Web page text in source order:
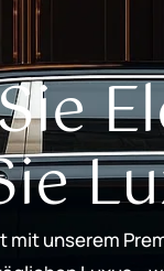
mit unserem